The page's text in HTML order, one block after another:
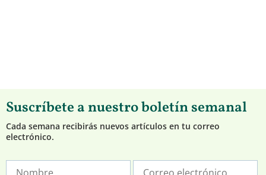
Suscríbete a nuestro boletín semanal
Cada semana recibirás nuevos artículos en tu correo
electrónico.